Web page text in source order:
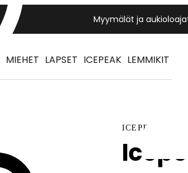
Myymälät ja
MIEHET LAPSET ICEPEAK LEMMIKIT
ICEPEAK